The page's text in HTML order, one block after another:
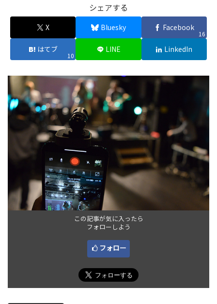
シェアする
X Bluesky Facebook
16
はてブ
10
LINE LinkedIn
この記事が気に入ったら
フォローしよう
フォロー